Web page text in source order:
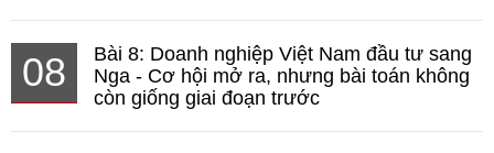
08
Bài 8: Doanh nghiệp Việt Nam đầu tư sang
Nga - Cơ hội mở ra, nhưng bài toán không
còn giống giai đoạn trước